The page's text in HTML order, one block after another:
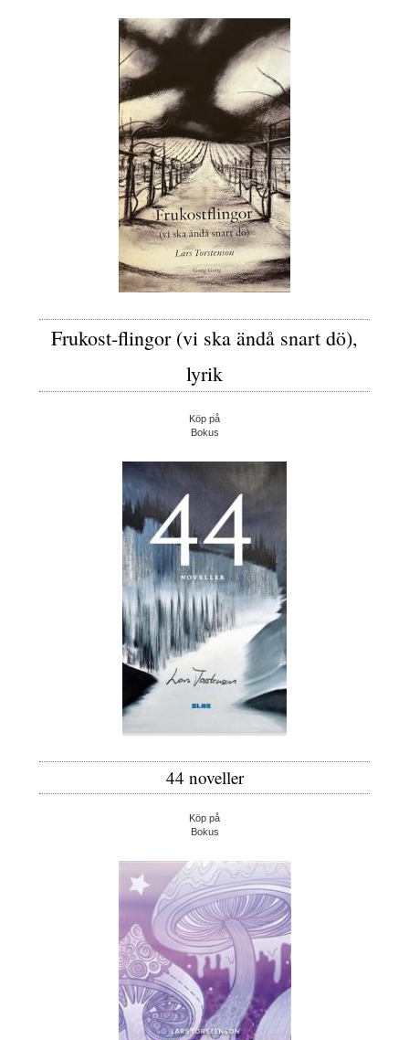
Frukost-flingor (vi ska ändå snart dö),
lyrik
Köp på
Bokus
44 noveller
Köp på
Bokus